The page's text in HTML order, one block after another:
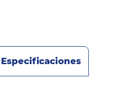
Especificaciones